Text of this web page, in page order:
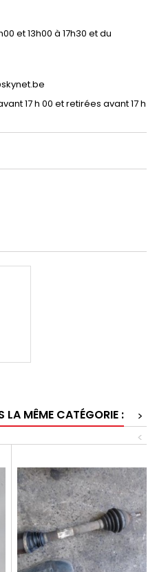
et 13h00 à 17h30 et du
17 h 00 et retirées avant 17 h
LA MÊME CATÉGORIE :
>
<